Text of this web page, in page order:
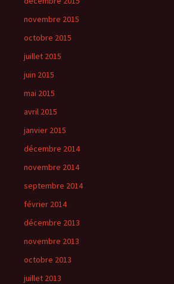
novembre 2015
octobre 2015
juillet 2015
juin 2015
mai 2015
avril 2015
janvier 2015
décembre 2014
novembre 2014
septembre 2014
février 2014
décembre 2013
novembre 2013
octobre 2013
juillet 2013